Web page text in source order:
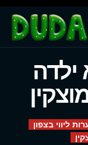
ילדה
ליווי בצפון